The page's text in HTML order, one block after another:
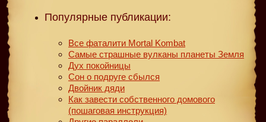
Популярные публикации:
Все фаталити Mortal Kombat
Самые страшные вулканы планеты Земля
Дух покойницы
Сон о подруге сбылся
Двойник дяди
Как завести собственного домового
(пошаговая инструкция)